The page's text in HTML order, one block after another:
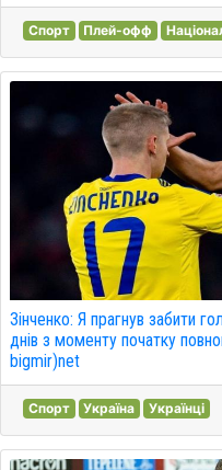
Спорт Плей-офф
Зінченко: Я прагнув забити
днів з моменту початку
bigmir)net
Спорт Україна Українці